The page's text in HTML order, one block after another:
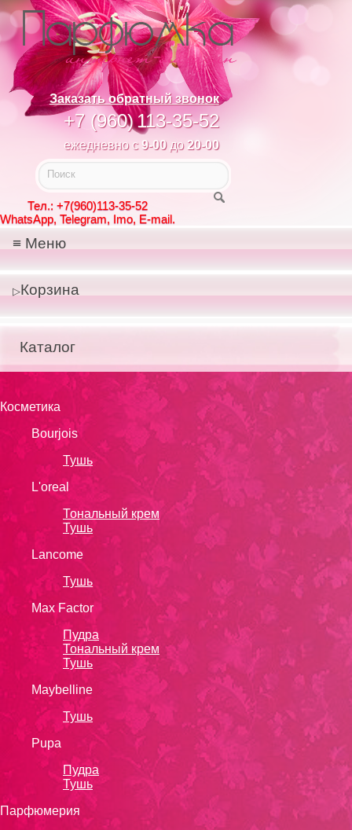
Заказать обратный звонок
+7 (960)113-35-52
ежедневно с 9-00до 20-00
Тел.: +7(960)113-35-52
WhatsApp, Telegram, Imo, E-mail.
Меню
Корзина
Каталог
Косметика
Bourjois
Тушь
L'oreal
Тональный крем
Тушь
Lanсоmе
Тушь
Max Factor
Пудра
Тональный крем
Тушь
Maybelline
Тушь
Pupa
Пудра
Тушь
Парфюмерия